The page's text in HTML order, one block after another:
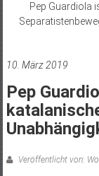
Pep Guardiola
10. März 2019
Pep
Veröffentlicht von: